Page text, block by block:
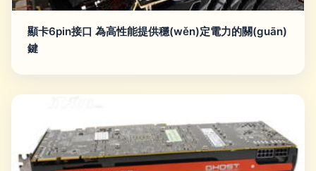
顯卡6pin接口 為高性能提供穩(wěn)定電力的關(guān)
鍵